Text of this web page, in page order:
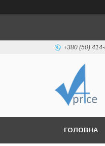
+380 (50)
ГОЛОВНА